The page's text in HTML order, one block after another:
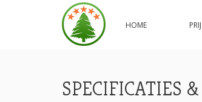
HOME
SPECIFICATIES